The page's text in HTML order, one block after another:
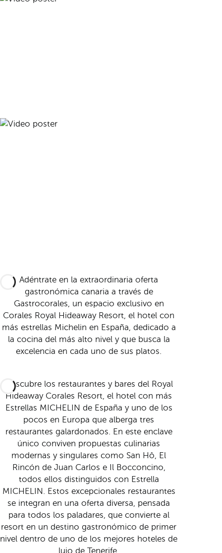
Adéntrate en la extraordinaria oferta
gastronómica canaria a través de
Gastrocorales, un espacio exclusivo en
Corales Royal Hideaway Resort, el hotel con
más estrellas Michelin en España, dedicado a
la cocina del más alto nivel y que busca la
excelencia en cada uno de sus platos.
Descubre los restaurantes y bares del Royal
Hideaway Corales Resort, el hotel con más
Estrellas MICHELIN de España y uno de los
pocos en Europa que alberga tres
restaurantes galardonados. En este enclave
único conviven propuestas culinarias
modernas y singulares como San Hô, El
Rincón de Juan Carlos e Il Bocconcino,
todos ellos distinguidos con Estrella
MICHELIN. Estos excepcionales restaurantes
se integran en una oferta diversa, pensada
para todos los paladares, que convierte al
resort en un destino gastronómico de primer
nivel dentro de uno de los mejores hoteles de
lujo de Tenerife.